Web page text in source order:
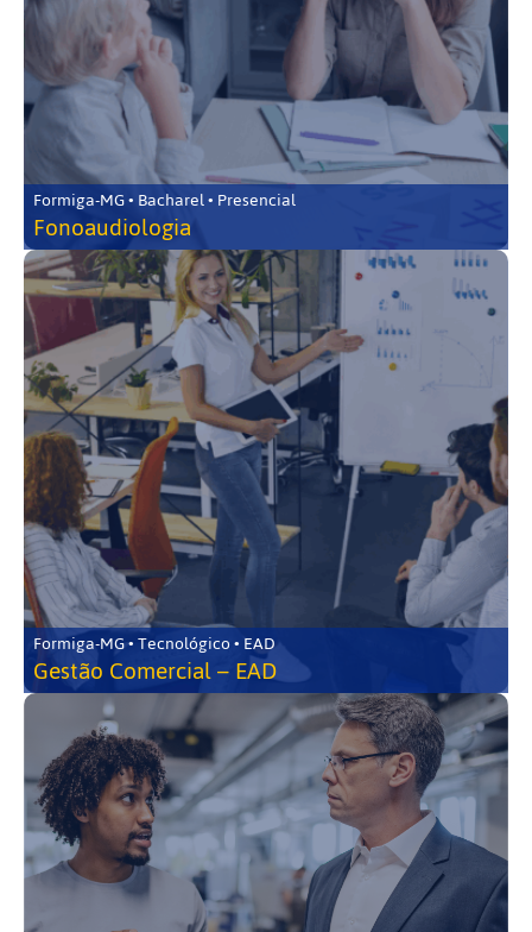
Formiga-MG • Bacharel • Presencial
Fonoaudiologia
Formiga-MG • Tecnológico • EAD
Gestão Comercial – EAD